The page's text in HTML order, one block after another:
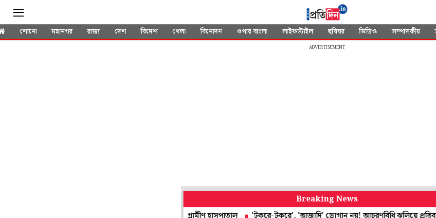
শোনো মহানগর রাজ্য দেশ বিদেশ খেলা বিনোদন ওপার বাংলা লাইফস্টাইল ছবিঘর ভিডিও সম্পাদকীয়
ADVERTISEMENT
Breaking News